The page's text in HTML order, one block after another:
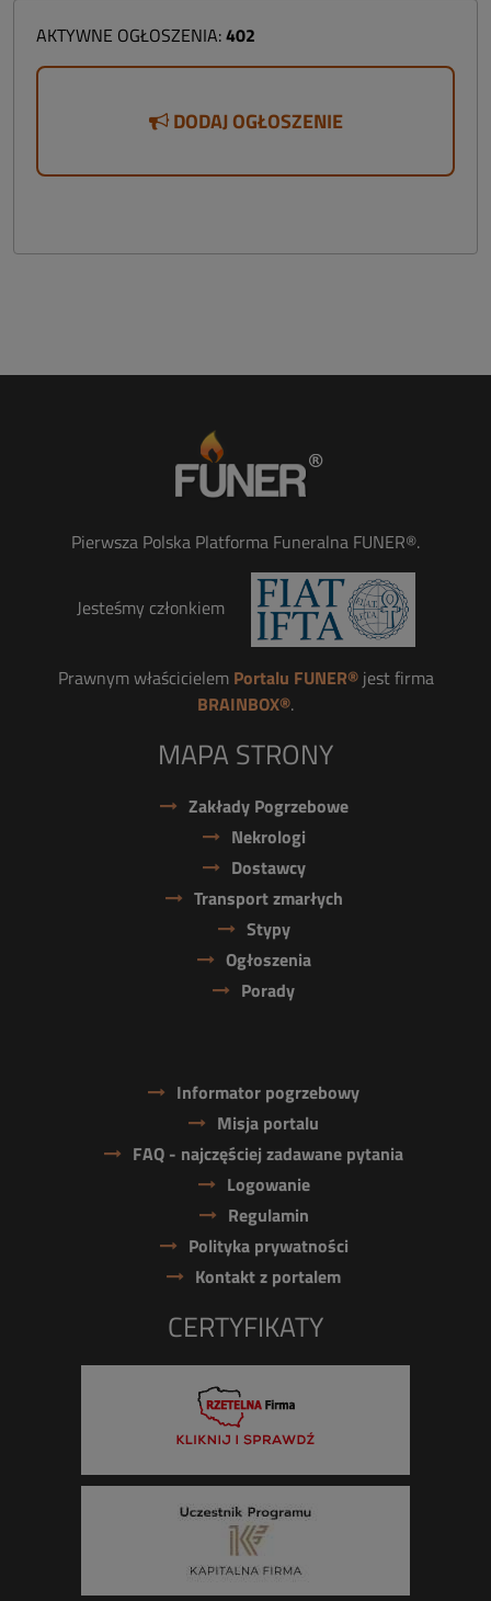
AKTYWNE OGŁOSZENIA:402
DODAJ OGŁOSZENIE
Pierwsza Polska Platforma Funeralna FUNER®.
Jesteśmy członkiem
Prawnym właścicielem Portalu FUNER®jest firma
BRAINBOX®.
MAPA STRONY
Zakłady Pogrzebowe
Nekrologi
Dostawcy
Transport zmarłych
Stypy
Ogłoszenia
Porady
Informator pogrzebowy
Misja portalu
FAQ - najczęściej zadawane pytania
Logowanie
Regulamin
Polityka prywatności
Kontakt z portalem
CERTYFIKATY